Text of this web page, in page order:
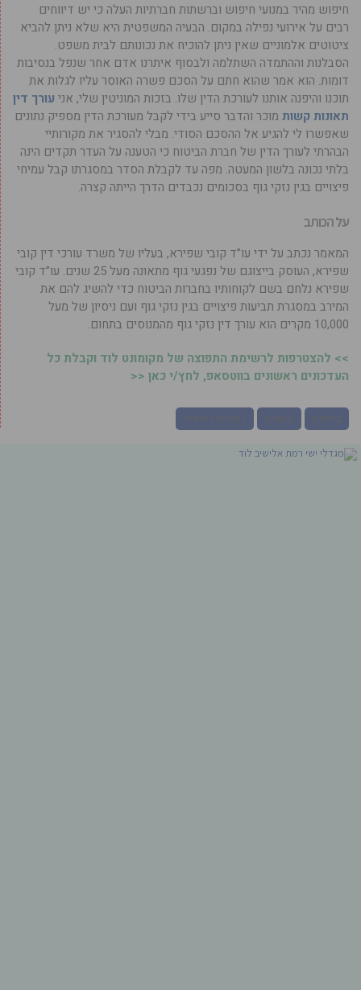
חיפוש מהיר במנועי חיפוש וברשתות חברתיות העלה כי יש דיווחים
רבים על אירועי נפילה במקום. הבעיה המשפטית היא שלא ניתן להביא
ציטוטים אלמוניים שאין ניתן להוכיח את נכונותם לבית משפט.
הסבלנות וההתמדה השתלמה ולבסוף איתרנו אדם אחר שנפל בנסיבות
דומות. הוא אמר שהוא חתם על הסכם פשרה האוסר עליו לגלות את
תוכנו והיפנה אותנו לעורכת הדין שלו. בזכות המוניטין שלי, אני עורך דין
תאונות קשות מוכר והדבר סייע בידי לקבל מעורכת הדין מספיק נתונים
שאפשרו לי להגיע אל ההסכם הסודי. מבלי להסגיר את מקורותיי
הבהרתי לעורך הדין של חברת הביטוח כי הטענה על העדר תקדים הינה
בלתי נכונה בלשון המעטה. מפה עד לקבלת הסדר במסגרתו קבל עמיחי
פיצויים בגין נזקי גוף בסכומים נכבדים הדרך הייתה קצרה.
על הכותב
המאמר נכתב על ידי עו”ד קובי שפירא, בעליו של משרד עורכי דין קובי
שפירא, העוסק בייצוגם של נפגעי גוף מתאונה מעל 25 שנים. עו”ד קובי
שפירא נלחם בשם לקוחותיו בחברות הביטוח כדי להשיג להם את
המירב במסגרת תביעות פיצויים בגין נזקי גוף ועם ניסיון של מעל
10,000 מקרים הוא עורך דין נזקי גוף מהמנוסים בתחום.
>> להצטרפות לרשימת התפוצה של מקומונט לוד וקבלת כל
העדכונים ראשונים בווטסאפ, לחץ/י כאן <<